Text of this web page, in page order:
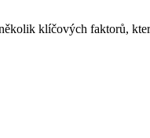
klíčových faktorů,